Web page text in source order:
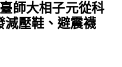
師大相子元從科
減壓鞋、避震襪